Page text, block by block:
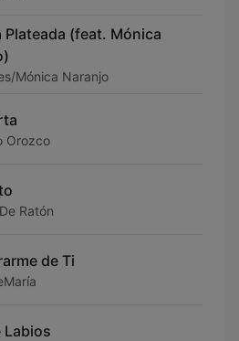
Plateada (feat. Mónica
Mónica Naranjo
Orozco
Ratón
de Ti
Labios